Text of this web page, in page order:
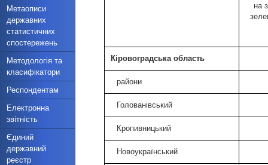
Метаописи
державних
статистичних
спостережень
Методологія та
класифікатори
Респондентам
Електронна
звітність
Єдиний
державний
реєстр
на
Кіровоградська область
райони
Голованівський
Кропивницький
Новоукраїнський